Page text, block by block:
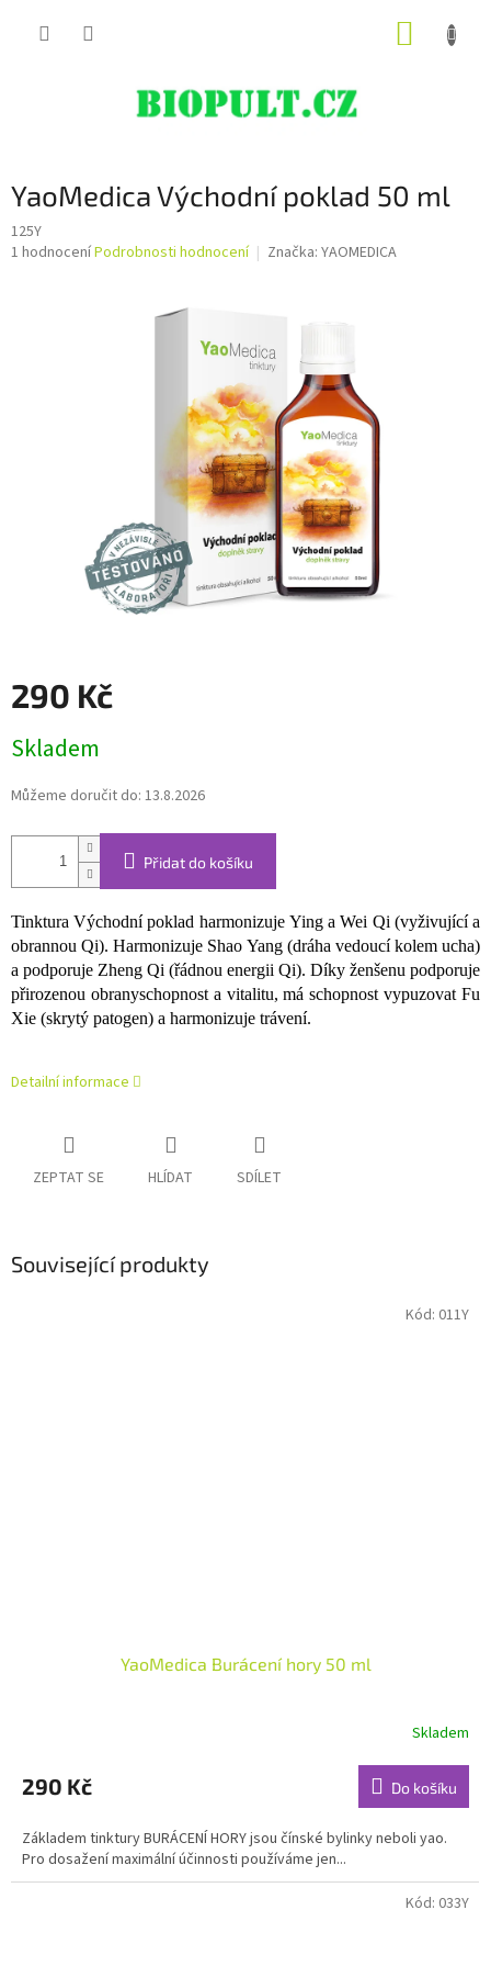
YaoMedica Východní poklad 50 ml
125Y
Průměrné
1 hodnoceníPodrobnosti hodnocení Značka: YAOMEDICA
290 Kč
cena:
Skladem
Můžeme doručit do: 13.8.2026
Přidat do košíku
Tinktura Východní poklad harmonizuje Ying a Wei Qi (vyživující a
obrannou Qi). Harmonizuje Shao Yang (dráha vedoucí kolem ucha)
a podporuje Zheng Qi (řádnou energii Qi). Díky ženšenu podporuje
přirozenou obranyschopnost a vitalitu, má schopnost vypuzovat Fu
Xie (skrytý patogen) a harmonizuje trávení.
Detailní informace
ZEPTAT SE HLÍDAT SDÍLET
Související produkty
YaoMedica Burácení hory 50 ml
produktu
je
z
5
hvězdiček.
Skladem
290 Kč Do košíku
Základem tinktury BURÁCENÍ HORY jsou čínské bylinky neboli yao.
Pro dosažení maximální účinnosti používáme jen...
Kód: 011Y
Kód: 033Y